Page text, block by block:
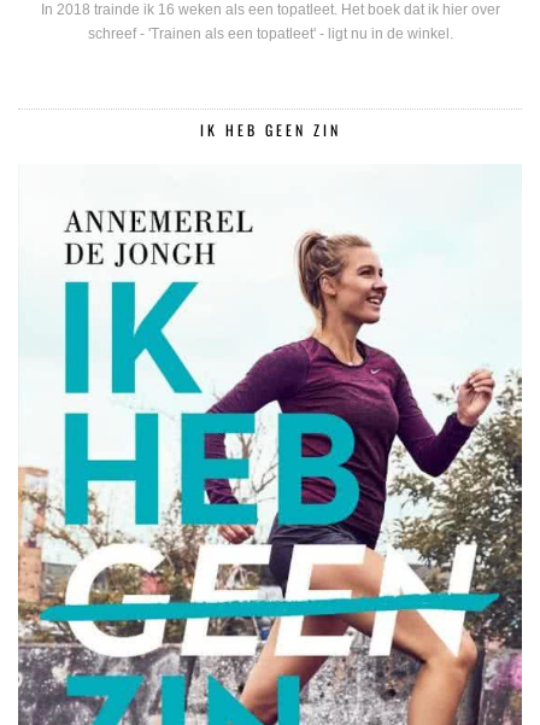
In 2018 trainde ik 16 weken als een topatleet. Het boek dat ik hier over
schreef - 'Trainen als een topatleet' - ligt nu in de winkel.
IK HEB GEEN ZIN